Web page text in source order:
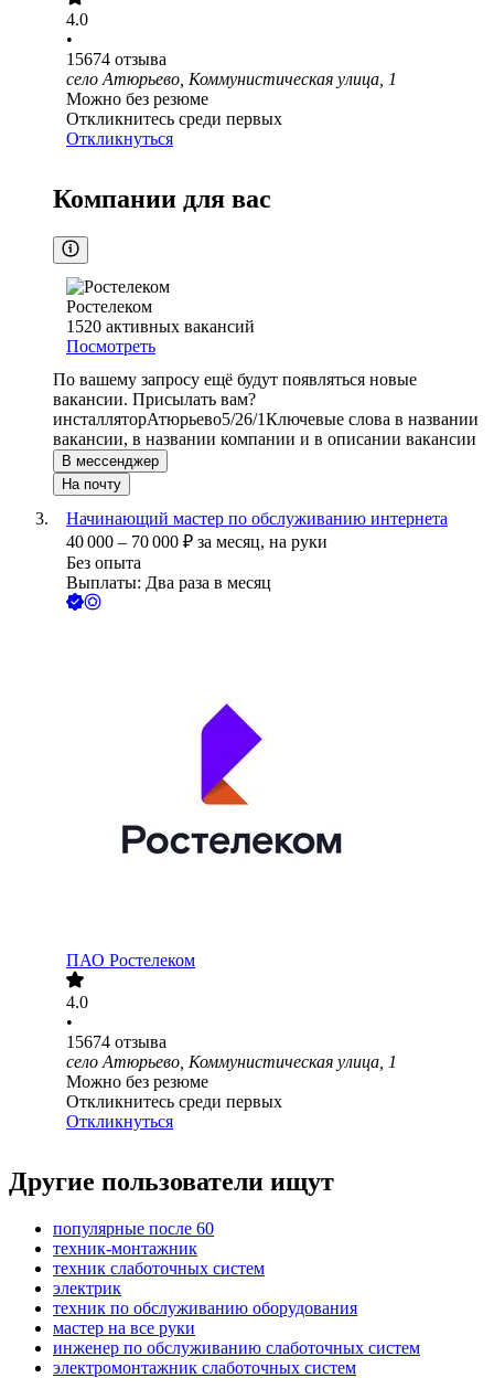
4.0
•
15674 отзыва
село Атюрьево, Коммунистическая улица, 1
Можно без резюме
Откликнитесь среди первых
Откликнуться
Компании для вас
Ростелеком
1520 активных вакансий
Посмотреть
По вашему запросу ещё будут появляться новые
вакансии. Присылать вам?
инсталляторАтюрьево5/26/1Ключевые слова в названии
вакансии, в названии компании и в описании вакансии
В мессенджер
На почту
Начинающий мастер по обслуживанию интернета
40 000 – 70 000 ₽ за месяц, на руки
Без опыта
Выплаты: Два раза в месяц
ПАО Ростелеком
4.0
•
15674 отзыва
село Атюрьево, Коммунистическая улица, 1
Можно без резюме
Откликнитесь среди первых
Откликнуться
Другие пользователи ищут
популярные после 60
техник-монтажник
техник слаботочных систем
электрик
техник по обслуживанию оборудования
мастер на все руки
инженер по обслуживанию слаботочных систем
электромонтажник слаботочных систем